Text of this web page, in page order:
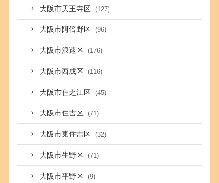
大阪市天王寺区 (127)
大阪市阿倍野区 (96)
大阪市浪速区 (176)
大阪市西成区 (116)
大阪市住之江区 (45)
大阪市住吉区 (71)
大阪市東住吉区 (32)
大阪市生野区 (71)
大阪市平野区 (9)